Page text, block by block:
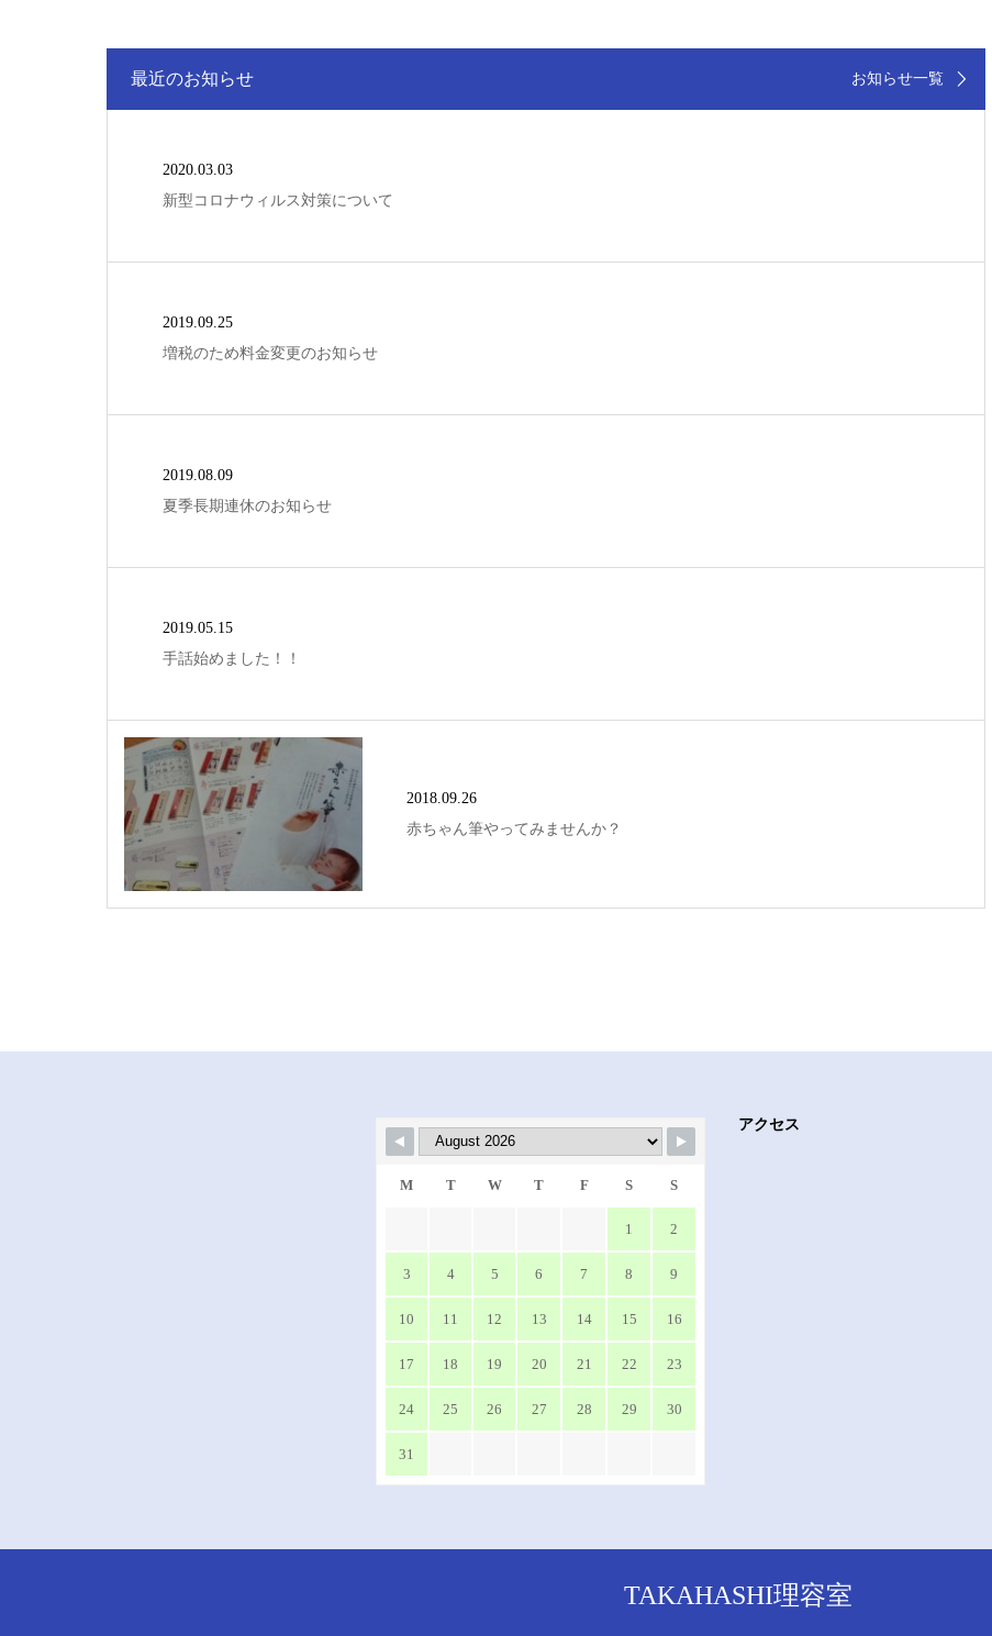
最近のお知らせ お知らせ一覧
2020.03.03
新型コロナウィルス対策について
2019.09.25
増税のため料金変更のお知らせ
2019.08.09
夏季長期連休のお知らせ
2019.05.15
手話始めました！！
2018.09.26
赤ちゃん筆やってみませんか？
M T W T F S S
1 2
3 4 5 6 7 8 9
10 11 12 13 14 15 16
17 18 19 20 21 22 23
24 25 26 27 28 29 30
31
アクセス
TAKAHASHI理容室